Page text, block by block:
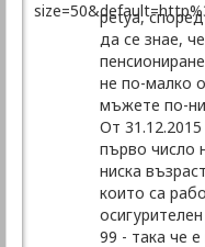
petya,
да се знае,
не по-малко
мъжете по-
От
първо число
ниска
които са
99 - така че